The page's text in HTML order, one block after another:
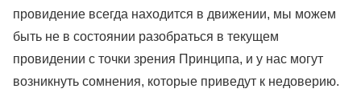
провидение всегда находится в движении, мы можем
быть не в состоянии разобраться в текущем
провидении с точки зрения Принципа, и у нас могут
возникнуть сомнения, которые приведут к недоверию.